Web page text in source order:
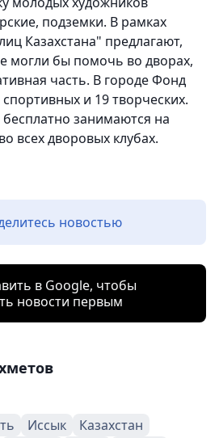
подземки. В рамках
Казахстана" предлагают,
могли бы помочь во дворах,
часть. В городе Фонд
и 19 творческих.
занимаются на
всех дворовых клубах.
новостью
в Google, чтобы
новости первым
Иссык
Казахстан